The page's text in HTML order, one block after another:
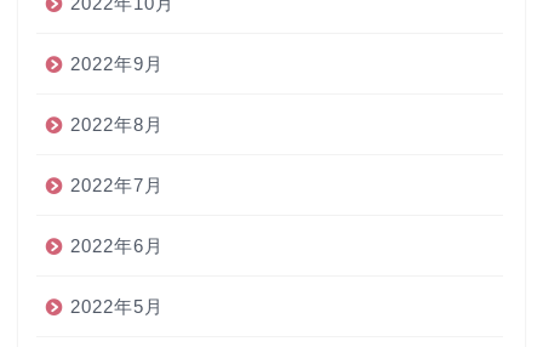
2022年9月
2022年8月
2022年7月
2022年6月
2022年5月